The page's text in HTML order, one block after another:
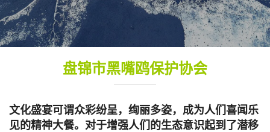
盘锦市黑嘴鸥保护协会
文化盛宴可谓众彩纷呈，绚丽多姿，成为人们喜闻乐
见的精神大餐。对于增强人们的生态意识起到了潜移